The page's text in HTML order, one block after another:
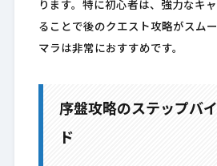
ります。特に初心者は、強力なキ
ることで後のクエスト攻略がスム
マラは非常におすすめです。
序盤攻略のステップバ
ド